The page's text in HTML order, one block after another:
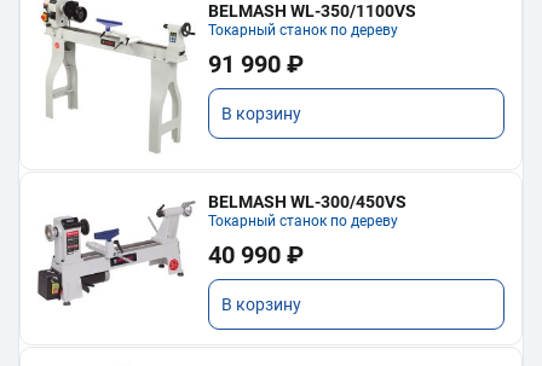
BELMASH WL-350/1100VS
Токарный станок по дереву
91 990 ₽
В корзину
BELMASH WL-300/450VS
Токарный станок по дереву
40 990 ₽
В корзину